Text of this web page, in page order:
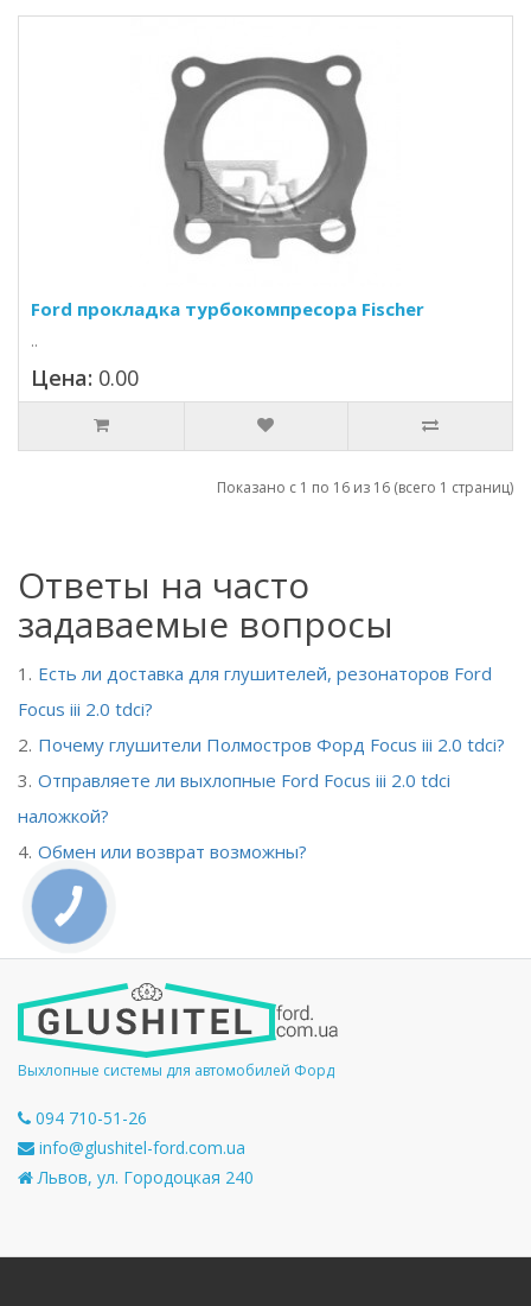
Ford прокладка турбокомпресора Fischer
..
Цена: 0.00
Показано с 1 по 16 из 16 (всего 1 страниц)
Ответы на часто
задаваемые вопросы
Есть ли доставка для глушителей, резонаторов Ford
Focus iii 2.0 tdci?
Почему глушители Полмостров Форд Focus iii 2.0 tdci?
Отправляете ли выхлопные Ford Focus iii 2.0 tdci
наложкой?
Обмен или возврат возможны?
Выхлопные системы для автомобилей Форд
094 710-51-26
info@glushitel-ford.com.ua
Львов, ул. Городоцкая 240